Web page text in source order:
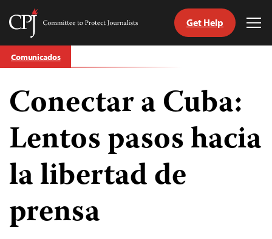
Skip
to
Committee
Journalists
Get Help
Comunicados
Conectar a Cuba:
Lentos pasos hacia
la libertad de
prensa